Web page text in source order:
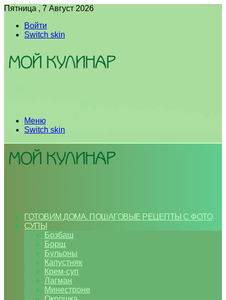
Пятница , 7 Август 2026
Войти
Switch skin
Меню
Switch skin
ГОТОВИМ ДОМА. ПОШАГОВЫЕ РЕЦЕПТЫ С ФОТО
СУПЫ
Бозбаш
Борщ
Бульоны
Капустняк
Крем-суп
Лагман
Минестроне